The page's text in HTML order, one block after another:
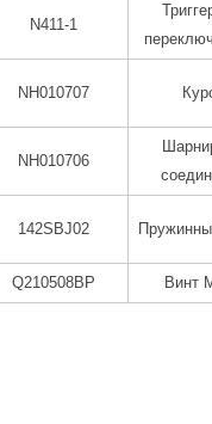
N411-1
NH010707
NH010706
142SBJ02
Q210508BP Винт